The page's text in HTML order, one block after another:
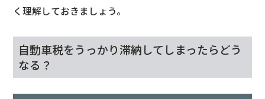
く理解しておきましょう。
自動車税をうっかり滞納してしまったらどう
なる？